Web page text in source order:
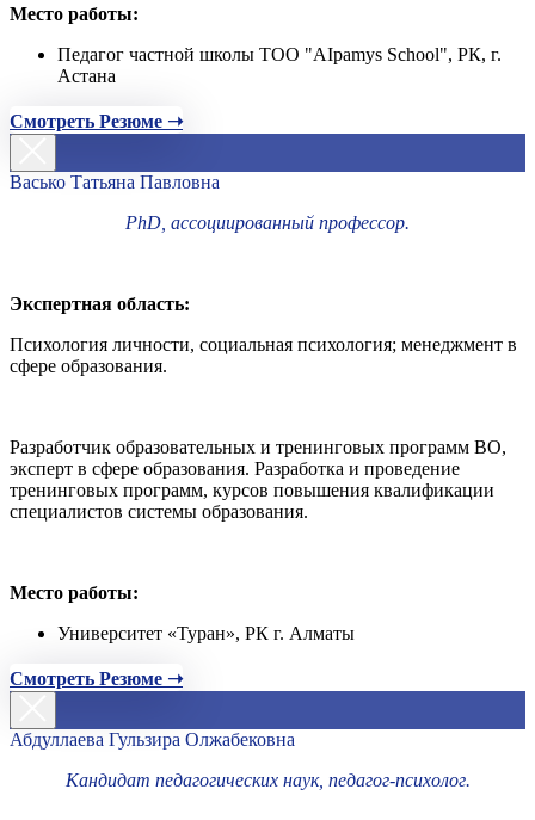
Место работы:
Педагог частной школы ТОО "AIpamys School", РК, г.
Астана
Смотреть Резюме ➝
Васько Татьяна Павловна
PhD, ассоциированный профессор.
Экспертная область:
Психология личности, социальная психология; менеджмент в
сфере образования.
Разработчик образовательных и тренинговых программ ВО,
эксперт в сфере образования. Разработка и проведение
тренинговых программ, курсов повышения квалификации
специалистов системы образования.
Место работы:
Университет «Туран», РК г. Алматы
Смотреть Резюме ➝
Абдуллаева Гульзира Олжабековна
Кандидат педагогических наук, педагог-психолог.